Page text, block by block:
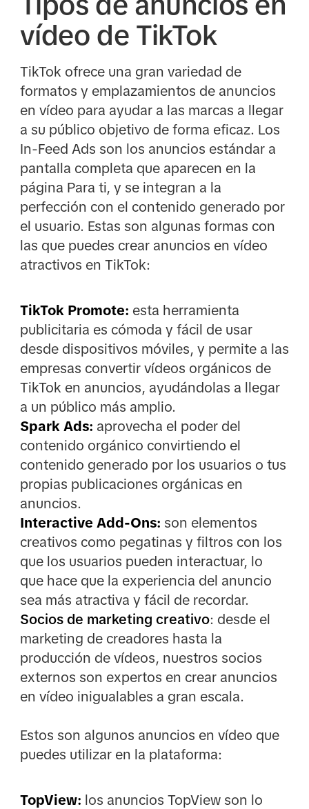
vídeo de TikTok
TikTok ofrece una gran variedad de
formatos y emplazamientos de anuncios
en vídeo para ayudar a las marcas a llegar
a su público objetivo de forma eficaz. Los
In-Feed Ads son los anuncios estándar a
pantalla completa que aparecen en la
página Para ti, y se integran a la
perfección con el contenido generado por
el usuario. Estas son algunas formas con
las que puedes crear anuncios en vídeo
atractivos en TikTok:
TikTok Promote: esta herramienta
publicitaria es cómoda y fácil de usar
desde dispositivos móviles, y permite a las
empresas convertir vídeos orgánicos de
TikTok en anuncios, ayudándolas a llegar
a un público más amplio.
Spark Ads: aprovecha el poder del
contenido orgánico convirtiendo el
contenido generado por los usuarios o tus
propias publicaciones orgánicas en
anuncios.
Interactive Add-Ons: son elementos
creativos como pegatinas y filtros con los
que los usuarios pueden interactuar, lo
que hace que la experiencia del anuncio
sea más atractiva y fácil de recordar.
Socios de marketing creativo: desde el
marketing de creadores hasta la
producción de vídeos, nuestros socios
externos son expertos en crear anuncios
en vídeo inigualables a gran escala.
Estos son algunos anuncios en vídeo que
puedes utilizar en la plataforma:
TopView: los anuncios TopView son lo